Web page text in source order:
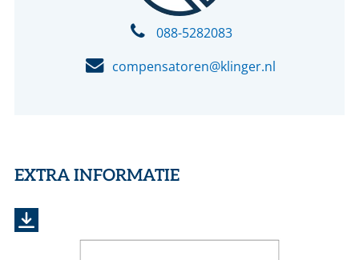
088-5282083
compensatoren@klinger.nl
EXTRA INFORMATIE